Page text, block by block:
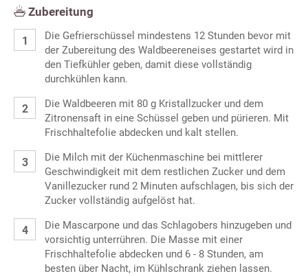
Zubereitung
Die Gefrierschüssel mindestens 12 Stunden bevor mit
der Zubereitung des Waldbeereneises gestartet wird in
den Tiefkühler geben, damit diese vollständig
durchkühlen kann.
Die Waldbeeren mit 80 g Kristallzucker und dem
Zitronensaft in eine Schüssel geben und pürieren. Mit
Frischhaltefolie abdecken und kalt stellen.
Die Milch mit der Küchenmaschine bei mittlerer
Geschwindigkeit mit dem restlichen Zucker und dem
Vanillezucker rund 2 Minuten aufschlagen, bis sich der
Zucker vollständig aufgelöst hat.
Die Mascarpone und das Schlagobers hinzugeben und
vorsichtig unterrühren. Die Masse mit einer
Frischhaltefolie abdecken und 6 - 8 Stunden, am
besten über Nacht, im Kühlschrank ziehen lassen.